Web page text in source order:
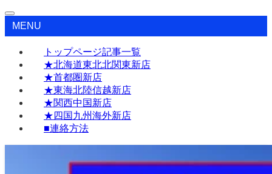
MENU
トップページ記事一覧
★北海道東北北関東新店
★首都圏新店
★東海北陸信越新店
★関西中国新店
★四国九州海外新店
■連絡方法